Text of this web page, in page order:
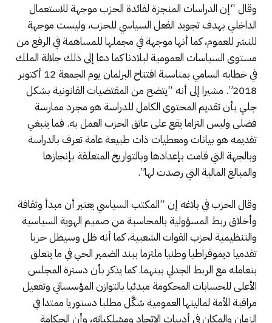
وقال “إن الدراسات المنجزة لفائدة الحزب موجهة للاستعمال
الداخلي بهدف تجويد الفعل السياسي للحزب، وليست موجهة
للنشر للعموم، كما أنها موجهة في مجملها للمساهمة في الرفع من
مستوى السياسات العمومية لبلادنا كما دعا إلى ذلك جلالة الملك
في خطابه السامي بمناسبة افتتاح البرلمان يوم الجمعة 12 أكتوبر
2018”. مشيرا إلى أنه “يتضح من المقتضيات القانونية بشكل
جلي بأن تقديم المحتوى الكامل للدراسة هو مجرد ممارسة
فضلى وليس التزاما يقع على عاتق الحزب العمل به. فما ينبغي
تقديمه هو بيانات ومعطيات ذات طبيعة عامة تعرف بالدراسة
وبالجهة التي قامت بإعدادها وبالتواريخ المتعلقة بإنجازها
والمبالغ المالية التي رصدت لها”.
وقال الحزب في بلاغه إن “المكتب السياسي يعتبر أن مبدأ وثقافة
وأخلاق ربط المسؤولية بالمحاسبة من صميم الهوية السياسية
والتنظيمية لحزب القوات الشعبية، ‬كما أنه ظل وسيظل ‬حزبا
تقدميا ديموقراطيا وطنيا ملتزما ببند الضمير الحي ‬في ‬ما ‬يتعلق
بتعامله مع الربط الجدلي ‬بينهما. كما يذكر ‬بأن دسترة المجلس
الأعلى للحسابات المحكومة مبدئيا بالتوازن المؤسساتي ‬وتفعيل
مراقبة الأمة لماليتها العمومية شكَّل ‬مطلبا دستوريا ممتدا في
‬الزمان والمكان في ‬أدبيات الاتحاد ‬ومسْلكياته، وأن الحكامة